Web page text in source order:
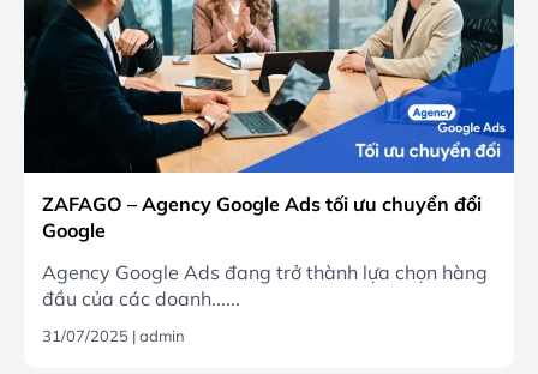
ZAFAGO – Agency Google Ads tối ưu chuyển đổi
Google
Agency Google Ads đang trở thành lựa chọn hàng
đầu của các doanh......
31/07/2025 |admin